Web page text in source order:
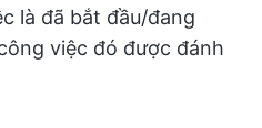
là đã bắt đầu/đang
việc đó được đánh